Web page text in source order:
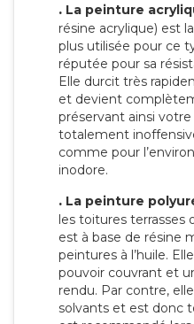
. La peinture
résine acrylique) est
plus utilisée pour ce
réputée pour sa
Elle durcit très
et devient
préservant ainsi
totalement
comme pour
inodore.
. La peinture
les toitures terrasses
est à base de résine
peintures à l’huile.
pouvoir couvrant et
rendu. Par contre,
solvants et est donc